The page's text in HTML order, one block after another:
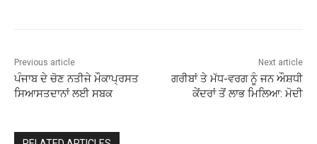
Previous article
ਪੰਜਾਬ ਦੇ ਚੋਣ ਨਤੀਜੇ ਮੌਕਾਪ੍ਰਸਤ
ਸਿਆਸਤਦਾਨਾਂ ਲਈ ਸਬਕ
Next article
ਗਰੀਬਾਂ ਤੇ ਮੱਧ-ਵਰਗ ਨੂੰ ਜਨ ਔਸ਼ਧੀ
ਕੇਂਦਰਾਂ ਤੋਂ ਲਾਭ ਮਿਲਿਆ: ਮੋਦੀ